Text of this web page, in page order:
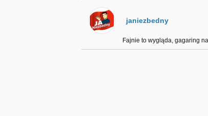
janiezbedny
Fajnie to wygląda, gagaring